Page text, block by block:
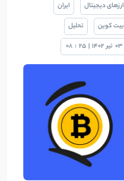
ارزهای دیجیتال
ایران
بیت کوین
تحلیل
03 تیر 1402
|
25
:
08